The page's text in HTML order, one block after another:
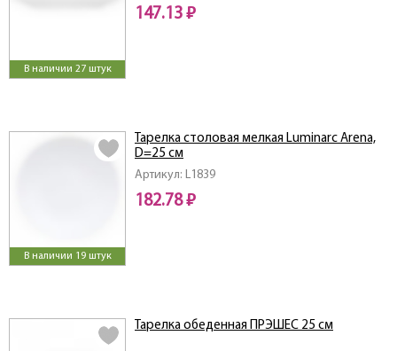
В наличии 27 штук
147.13 ₽
В наличии 19 штук
Артикул: L1839
Тарелка столовая мелкая Luminarc Arena,
D=25 см
182.78 ₽
Тарелка обеденная ПРЭШЕС 25 см